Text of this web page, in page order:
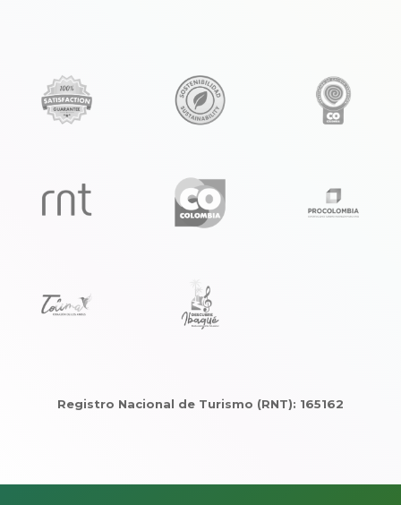
Registro Nacional de Turismo (RNT): 165162